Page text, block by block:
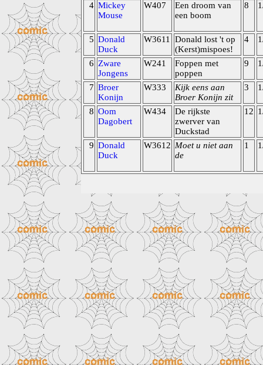
4 Mickey
Mouse
W407
Een droom van
een boom
8
5 Donald
Duck
W3611
Donald lost 't op
(Kerst)mispoes!
4
6 Zware
Jongens
W241
Foppen met
poppen
9
7 Broer
Konijn
W333
Kijk eens aan
Broer Konijn zit
3
8 Oom
Dagobert
W434
De rijkste
zwerver van
Duckstad
12
9 Donald
Duck
W3612 Moet u niet aan
de
1